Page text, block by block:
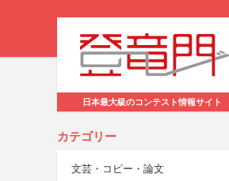
日本最大級のコンテスト情報サイト
カテゴリー
文芸・コピー・論文